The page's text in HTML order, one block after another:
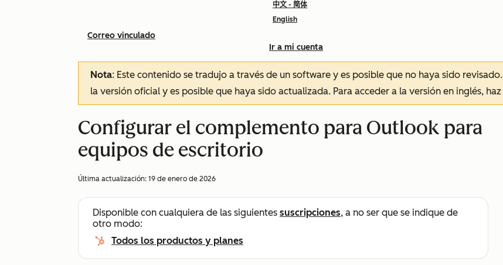
中文 - 简体
English
Ir a mi cuenta
Correo vinculado
Nota: Este contenido se tradujo a través de un software y es posible que no haya sido revisado.
la versión oficial y es posible que haya sido actualizada. Para acceder a la versión en inglés, haz
Configurar el complemento para Outlook para
equipos de escritorio
Última actualización: 19 de enero de 2026
Disponible con cualquiera de las siguientes suscripciones, a no ser que se indique de
otro modo:
Todos los productos y planes